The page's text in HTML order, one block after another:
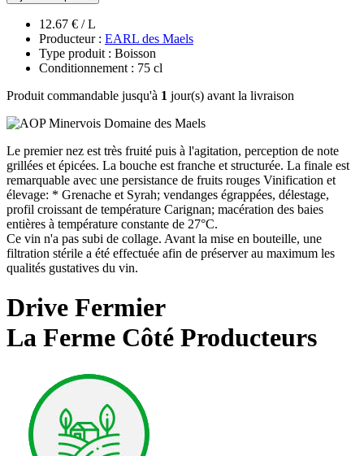
12.67 € / L
Producteur : EARL des Maels
Type produit : Boisson
Conditionnement : 75 cl
Produit commandable jusqu'à 1 jour(s) avant la livraison
Le premier nez est très fruité puis à l'agitation, perception de note
grillées et épicées. La bouche est franche et structurée. La finale est
remarquable avec une persistance de fruits rouges Vinification et
élevage: * Grenache et Syrah; vendanges égrappées, délestage,
profil croissant de température Carignan; macération des baies
entières à température constante de 27°C.
Ce vin n'a pas subi de collage. Avant la mise en bouteille, une
filtration stérile a été effectuée afin de préserver au maximum les
qualités gustatives du vin.
Drive Fermier
La Ferme Côté Producteurs